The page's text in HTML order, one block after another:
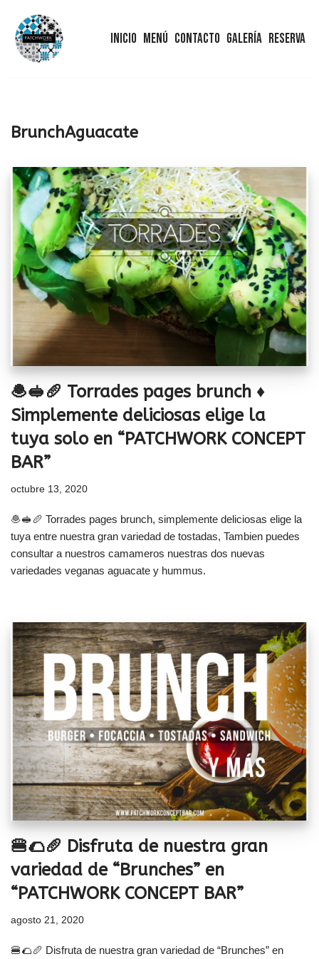
Saltar
Inicio Menú Contacto Galería Reserva
BrunchAguacate
🧆🥪🥖 Torrades pages brunch ♦
Simplemente deliciosas elige la
tuya solo en “PATCHWORK CONCEPT
BAR”
octubre 13, 2020
🧆🥪🥖 Torrades pages brunch, simplemente deliciosas elige la
tuya entre nuestra gran variedad de tostadas, Tambien puedes
consultar a nuestros camameros nuestras dos nuevas
variedades veganas aguacate y hummus.
🍔🌮🥖 Disfruta de nuestra gran
variedad de “Brunches” en
“PATCHWORK CONCEPT BAR”
agosto 21, 2020
🍔🌮🥖 Disfruta de nuestra gran variedad de “Brunches” en